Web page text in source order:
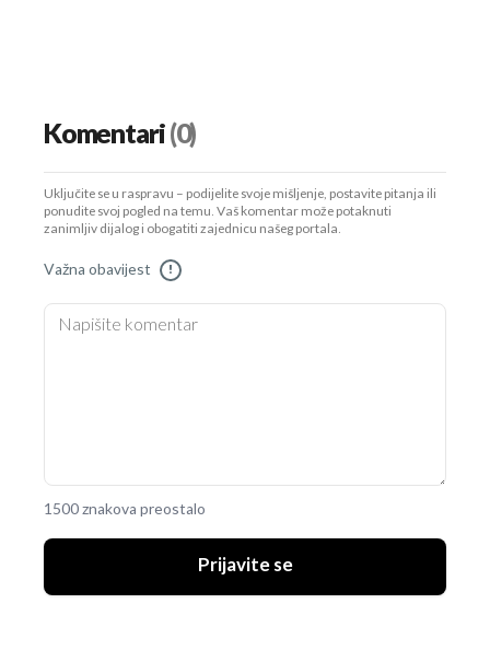
Komentari(0)
Uključite se u raspravu – podijelite svoje mišljenje, postavite pitanja ili
ponudite svoj pogled na temu. Vaš komentar može potaknuti
zanimljiv dijalog i obogatiti zajednicu našeg portala.
Važna obavijest !
1500 znakova preostalo
Prijavite se